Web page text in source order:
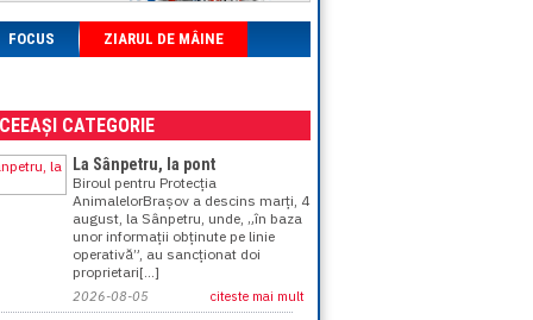
FOCUS ZIARUL DE MÂINE
CATEGORIE
La Sânpetru, la pont
Biroul pentru Protecția
AnimalelorBrașov a descins marți, 4
august, la Sânpetru, unde, „în baza
unor informații obținute pe linie
operativă”, au sancționat doi
proprietari[...]
2026-08-05 citeste mai mult